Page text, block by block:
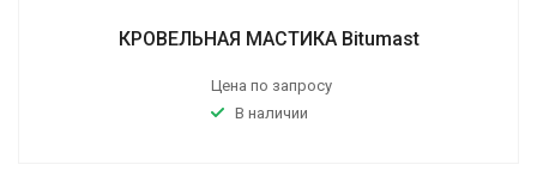
КРОВЕЛЬНАЯ МАСТИКА Bitumast
Цена по запросу
В наличии